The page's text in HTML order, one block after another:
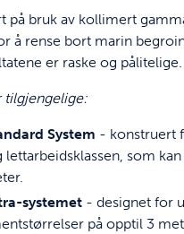
på bruk av kollimert
å rense bort marin
er raske og pålitelige.
tilgjengelige:
System - konstruert
lettarbeidsklassen, som
systemet - designet for
på opptil 3